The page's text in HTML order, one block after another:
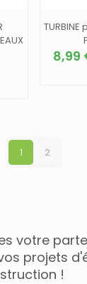
TURBINE
8,99
1 2
votre
projets
!